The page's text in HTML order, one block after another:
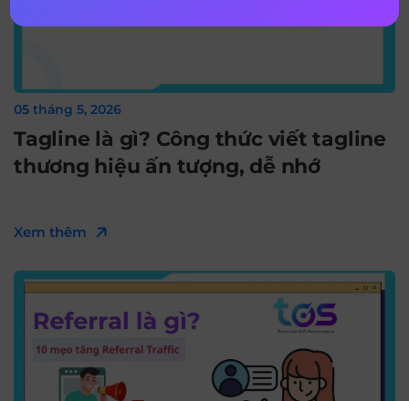
05 tháng 5, 2026
Tagline là gì? Công thức viết tagline
thương hiệu ấn tượng, dễ nhớ
Xem thêm